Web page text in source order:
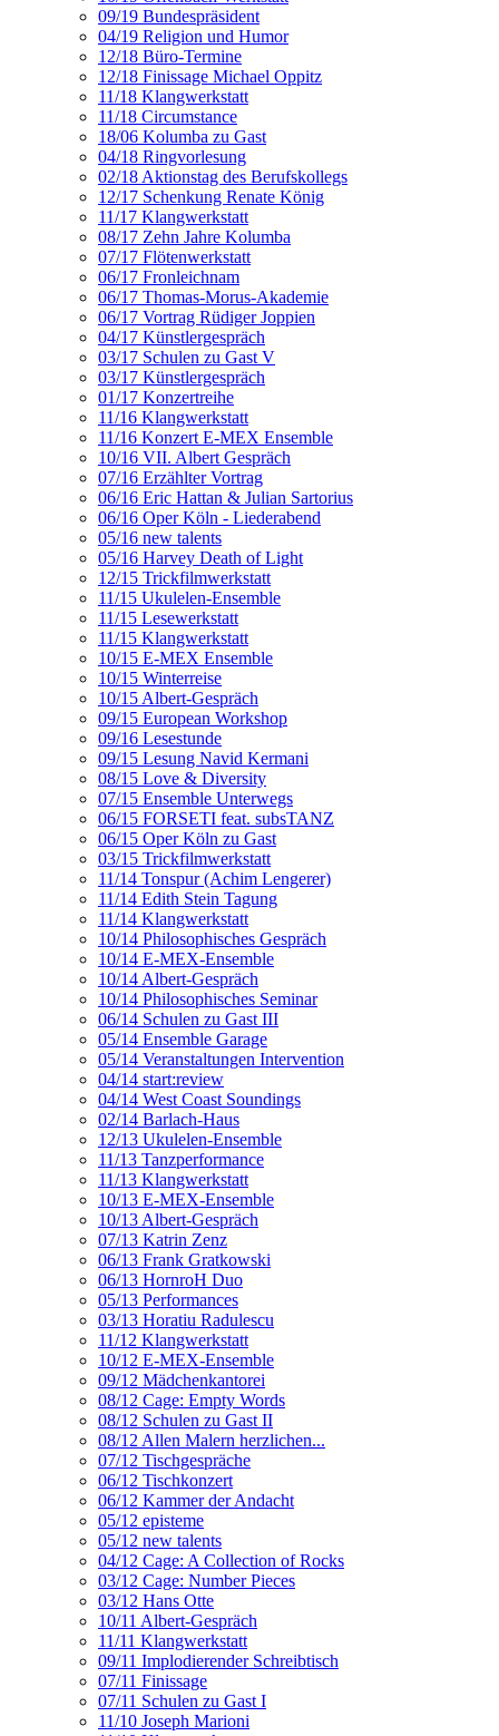
09/19 Bundespräsident
04/19 Religion und Humor
12/18 Büro-Termine
12/18 Finissage Michael Oppitz
11/18 Klangwerkstatt
11/18 Circumstance
18/06 Kolumba zu Gast
04/18 Ringvorlesung
02/18 Aktionstag des Berufskollegs
12/17 Schenkung Renate König
11/17 Klangwerkstatt
08/17 Zehn Jahre Kolumba
07/17 Flötenwerkstatt
06/17 Fronleichnam
06/17 Thomas-Morus-Akademie
06/17 Vortrag Rüdiger Joppien
04/17 Künstlergespräch
03/17 Schulen zu Gast V
03/17 Künstlergespräch
01/17 Konzertreihe
11/16 Klangwerkstatt
11/16 Konzert E-MEX Ensemble
10/16 VII. Albert Gespräch
07/16 Erzählter Vortrag
06/16 Eric Hattan & Julian Sartorius
06/16 Oper Köln - Liederabend
05/16 new talents
05/16 Harvey Death of Light
12/15 Trickfilmwerkstatt
11/15 Ukulelen-Ensemble
11/15 Lesewerkstatt
11/15 Klangwerkstatt
10/15 E-MEX Ensemble
10/15 Winterreise
10/15 Albert-Gespräch
09/15 European Workshop
09/16 Lesestunde
09/15 Lesung Navid Kermani
08/15 Love & Diversity
07/15 Ensemble Unterwegs
06/15 FORSETI feat. subsTANZ
06/15 Oper Köln zu Gast
03/15 Trickfilmwerkstatt
11/14 Tonspur (Achim Lengerer)
11/14 Edith Stein Tagung
11/14 Klangwerkstatt
10/14 Philosophisches Gespräch
10/14 E-MEX-Ensemble
10/14 Albert-Gespräch
10/14 Philosophisches Seminar
06/14 Schulen zu Gast III
05/14 Ensemble Garage
05/14 Veranstaltungen Intervention
04/14 start:review
04/14 West Coast Soundings
02/14 Barlach-Haus
12/13 Ukulelen-Ensemble
11/13 Tanzperformance
11/13 Klangwerkstatt
10/13 E-MEX-Ensemble
10/13 Albert-Gespräch
07/13 Katrin Zenz
06/13 Frank Gratkowski
06/13 HornroH Duo
05/13 Performances
03/13 Horatiu Radulescu
11/12 Klangwerkstatt
10/12 E-MEX-Ensemble
09/12 Mädchenkantorei
08/12 Cage: Empty Words
08/12 Schulen zu Gast II
08/12 Allen Malern herzlichen...
07/12 Tischgespräche
06/12 Tischkonzert
06/12 Kammer der Andacht
05/12 episteme
05/12 new talents
04/12 Cage: A Collection of Rocks
03/12 Cage: Number Pieces
03/12 Hans Otte
10/11 Albert-Gespräch
11/11 Klangwerkstatt
09/11 Implodierender Schreibtisch
07/11 Finissage
07/11 Schulen zu Gast I
11/10 Joseph Marioni